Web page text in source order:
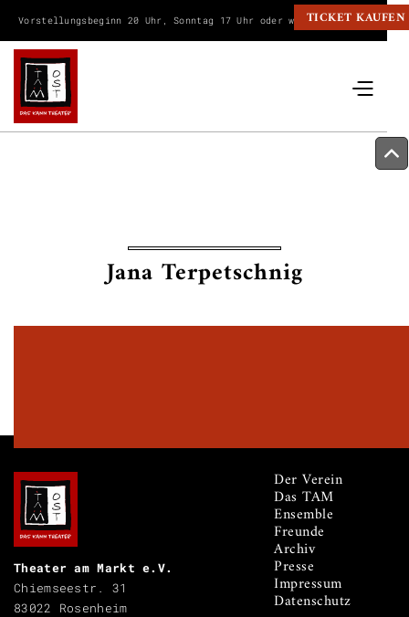
Vorstellungsbeginn 20 Uhr, Sonntag 17 Uhr oder wie angegeben.
TICKET KAUFEN
Jana Terpetschnig
Theater am Markt e.V.
Chiemseestr. 31
83022 Rosenheim
Der Verein
Das TAM
Ensemble
Freunde
Archiv
Presse
Impressum
Datenschutz